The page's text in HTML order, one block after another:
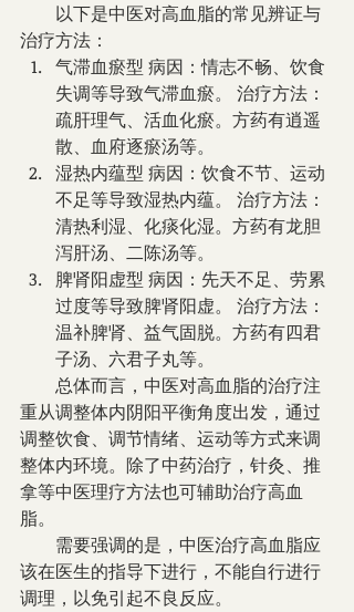
以下是中医对高血脂的常见辨证与
治疗方法：
气滞血瘀型 病因：情志不畅、饮食
失调等导致气滞血瘀。 治疗方法：
疏肝理气、活血化瘀。方药有逍遥
散、血府逐瘀汤等。
湿热内蕴型 病因：饮食不节、运动
不足等导致湿热内蕴。 治疗方法：
清热利湿、化痰化湿。方药有龙胆
泻肝汤、二陈汤等。
脾肾阳虚型 病因：先天不足、劳累
过度等导致脾肾阳虚。 治疗方法：
温补脾肾、益气固脱。方药有四君
子汤、六君子丸等。
总体而言，中医对高血脂的治疗注
重从调整体内阴阳平衡角度出发，通过
调整饮食、调节情绪、运动等方式来调
整体内环境。除了中药治疗，针灸、推
拿等中医理疗方法也可辅助治疗高血
脂。
需要强调的是，中医治疗高血脂应
该在医生的指导下进行，不能自行进行
调理，以免引起不良反应。